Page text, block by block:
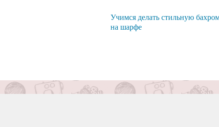
Учимся делать стильную
на шарфе